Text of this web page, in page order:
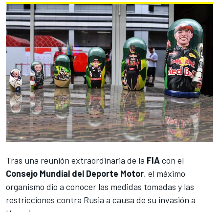
Tras una reunión extraordinaria de la FIAcon el
Consejo Mundial del Deporte Motor, el máximo
organismo dio a conocer las medidas tomadas y las
restricciones contra Rusia a causa de su invasión a